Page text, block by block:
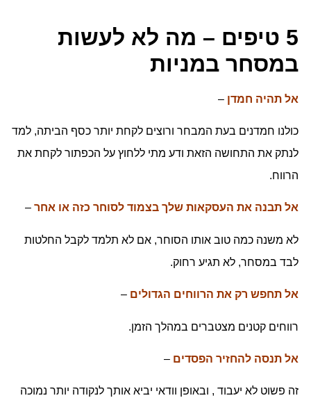
5 טיפים – מה לא לעשות
במסחר במניות
אל תהיה חמדן–
כולנו חמדנים בעת המבחר ורוצים לקחת יותר כסף הביתה, למד
לנתק את התחושה הזאת ודע מתי ללחוץ על הכפתור לקחת את
הרווח.
אל תבנה את העסקאות שלך בצמוד לסוחר כזה או אחר–
לא משנה כמה טוב אותו הסוחר, אם לא תלמד לקבל החלטות
לבד במסחר, לא תגיע רחוק.
אל תחפש רק את הרווחים הגדולים–
רווחים קטנים מצטברים במהלך הזמן.
אל תנסה להחזיר הפסדים–
זה פשוט לא יעבוד , ובאופן וודאי יביא אותך לנקודה יותר נמוכה